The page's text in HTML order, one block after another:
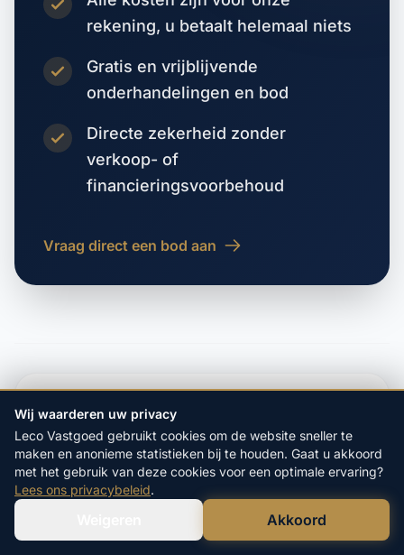
rekening, u betaalt helemaal niets
Gratis en vrijblijvende
onderhandelingen en bod
Directe zekerheid zonder
verkoop- of
financieringsvoorbehoud
Vraag direct een bod aan
VORIGE WOONPLAATS
De Hilte
VOLGENDE WOONPLAATS
De Kiel
Bel Ons Direct
Wij waarderen uw privacy
Leco Vastgoed gebruikt cookies om de website sneller te
maken en anonieme statistieken bij te houden. Gaat u akkoord
met het gebruik van deze cookies voor een optimale ervaring?
Lees ons privacybeleid.
Akkoord